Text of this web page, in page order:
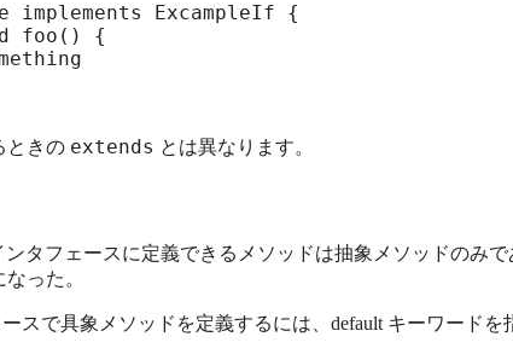
implements ExcampleIf {
foo() {
ときの extends とは異なります。
ンタフェースに定義できるメソッドは抽象メソッドのみ
った。
スで具象メソッドを定義するには、default キーワードを